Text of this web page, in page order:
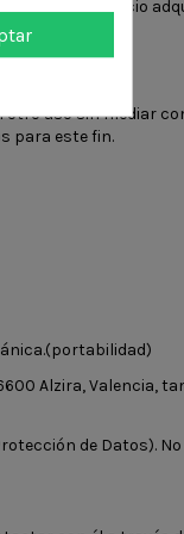
y/o servicio
uso sin mediar
para este fin.
Alzira, Valencia,
de Datos).